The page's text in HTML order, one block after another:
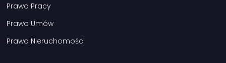
Prawo Pracy
Prawo Umów
Prawo Nieruchomości